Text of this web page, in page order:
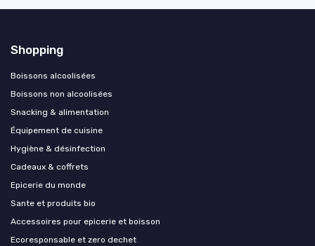
Shopping
Boissons alcoolisées
Boissons non alcoolisées
Snacking & alimentation
Équipement de cuisine
Hygiène & désinfection
Cadeaux & coffrets
Epicerie du monde
Sante et produits bio
Accessoires pour epicerie et boisson
Ecoresponsable et zero dechet